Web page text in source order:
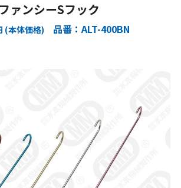
ファンシーSフック
(本体価格) 品番：ALT-400BN